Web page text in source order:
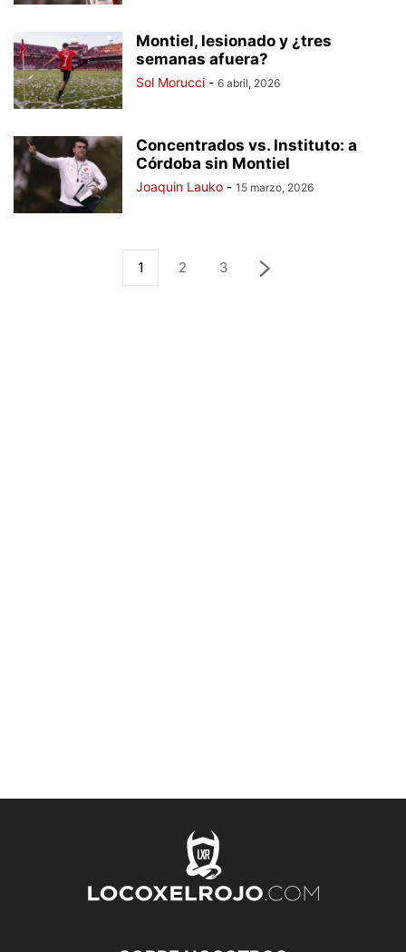
Montiel, lesionado y ¿tres
semanas afuera?
Sol Morucci - 6 abril, 2026
Concentrados vs. Instituto: a
Córdoba sin Montiel
Joaquin Lauko - 15 marzo, 2026
1 2 3